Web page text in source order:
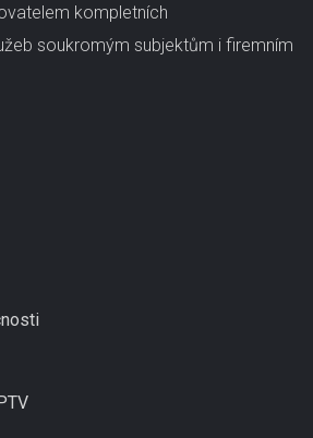
kompletních
soukromým subjektům i firemním